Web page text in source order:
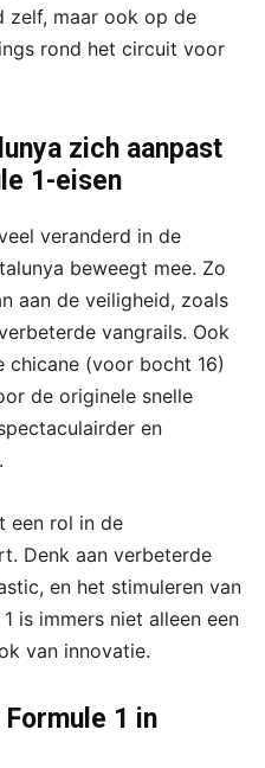
zelf, maar ook op de
rond het circuit voor
zich aanpast
1-eisen
veranderd in de
beweegt mee. Zo
aan de veiligheid, zoals
vangrails. Ook
chicane (voor bocht 16)
de originele snelle
en
een rol in de
Denk aan verbeterde
en het stimuleren van
is immers niet alleen een
van innovatie.
1 in